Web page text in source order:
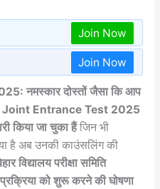
Join Now
Join Now
नमस्कार दोस्तों जैसा कि आप
Joint Entrance Test 2025
किया जा चुका हैंजिन भी
है अब उनकी काउंसलिंग की
विद्यालय परीक्षा समिति
को शुरू करने की घोषणा